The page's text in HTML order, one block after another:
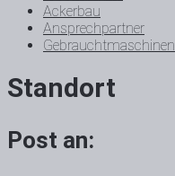
Ackerbau
Ansprechpartner
Gebrauchtmaschinen
Standort
Post an: